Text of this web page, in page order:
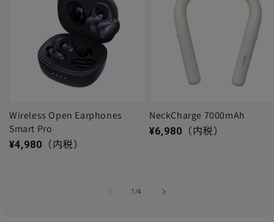
Wireless Open Earphones
Smart Pro
通常価格
¥4,980 （内税）
NeckCharge 7000mAh
通常価格
¥6,980 （内税）
1 /
の4